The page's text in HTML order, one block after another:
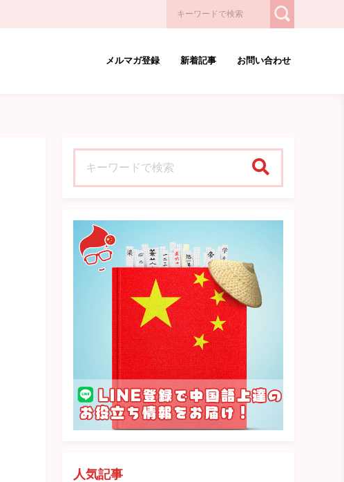
メルマガ登録 新着記事 お問い合わせ
人気記事